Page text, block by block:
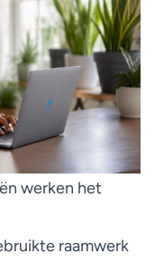
werken het
raamwerk